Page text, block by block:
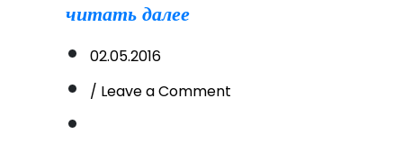
читать далее
02.05.2016
/ Leave a CommentАрхипастырский